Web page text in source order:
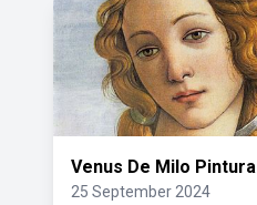
Venus De Milo Pintura
25 September 2024